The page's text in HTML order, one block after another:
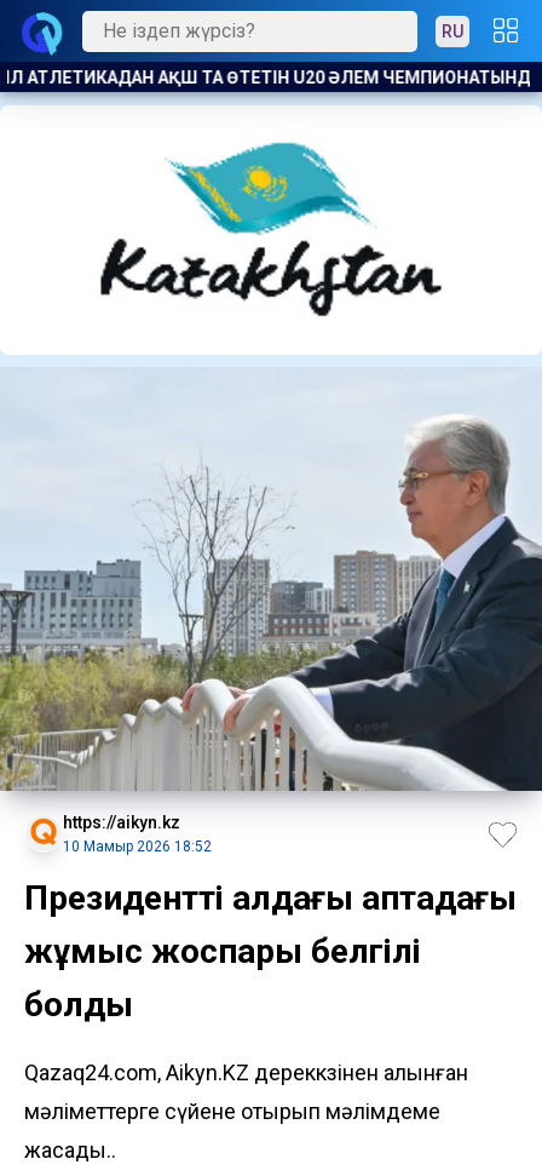
RU
ЕЛ НАМЫСЫН КІМДЕР ҚОРҒАЙДЫ РАҚЫМШЫЛЫҚ
https://aikyn.kz
10 Мамыр 2026 18:52
Президенттің алдағы аптадағы
жұмыс жоспары белгілі
болды
Qazaq24.com, Aikyn.KZ дереккөзінен алынған
мәліметтерге сүйене отырып мәлімдеме
жасады..